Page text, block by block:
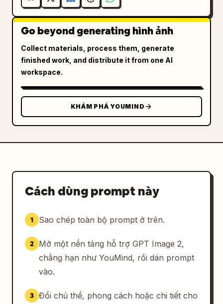
Go beyond generating hình ảnh
Collect materials, process them, generate
finished work, and distribute it from one AI
workspace.
KHÁM PHÁ YOUMIND
Cách dùng prompt này
1 Sao chép toàn bộ prompt ở trên.
2
Mở một nền tảng hỗ trợ GPT Image 2,
chẳng hạn như YouMind, rồi dán prompt
vào.
3 Đổi chủ thể, phong cách hoặc chi tiết cho